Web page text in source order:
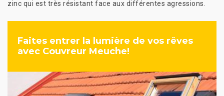
zinc qui est très résistant face aux différentes agressions.
Faites entrer la lumière de vos rêves
avec Couvreur Meuche!